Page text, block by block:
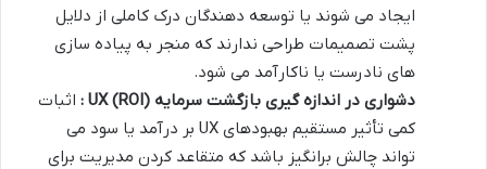
ایجاد می شوند یا توسعه دهندگان درک کاملی از دلایل
پشت تصمیمات طراحی ندارند که منجر به پیاده سازی
های نادرست یا ناکارآمد می شود.
دشواری در اندازه گیری بازگشت سرمایه (ROI) UX
: اثبات
کمی تأثیر مستقیم بهبودهای UX بر درآمد یا سود می
تواند چالش برانگیز باشد که متقاعد کردن مدیریت برای